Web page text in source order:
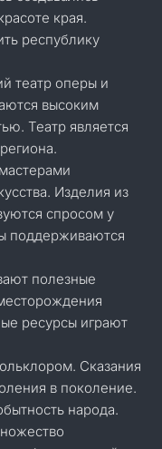
края.
республику
театр оперы и
высоким
Театр является
Изделия из
спросом у
поддерживаются
полезные
ресурсы играют
Сказания
в поколение.
народа.